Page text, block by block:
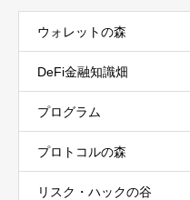
ウォレットの森
DeFi金融知識畑
プログラム
プロトコルの森
リスク・ハックの谷